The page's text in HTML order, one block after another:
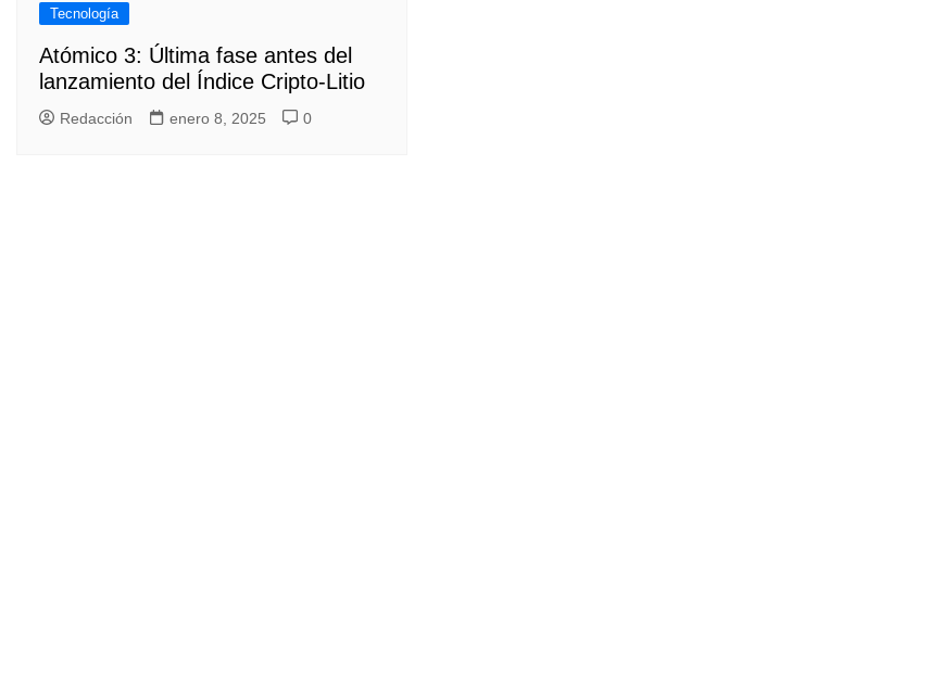
Tecnología
Atómico 3: Última fase antes del
lanzamiento del Índice Cripto-Litio
Redacción enero 8, 2025 0